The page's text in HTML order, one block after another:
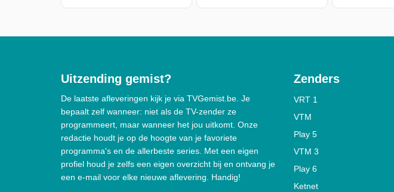
Uitzending gemist?
De laatste afleveringen kijk je via TVGemist.be. Je
bepaalt zelf wanneer: niet als de TV-zender ze
programmeert, maar wanneer het jou uitkomt. Onze
redactie houdt je op de hoogte van je favoriete
programma's en de allerbeste series. Met een eigen
profiel houd je zelfs een eigen overzicht bij en ontvang je
een e-mail voor elke nieuwe aflevering. Handig!
Zenders
VRT 1
VTM
Play 5
VTM 3
Play 6
Ketnet